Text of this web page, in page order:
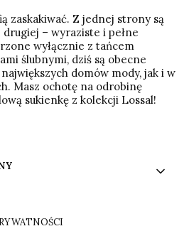
zaskakiwać. Z jednej strony są
– wyraziste i pełne
wyłącznie z tańcem
ślubnymi, dziś są obecne
domów mody, jak i w
Masz ochotę na odrobinę
sukienkę z kolekcji Lossal!